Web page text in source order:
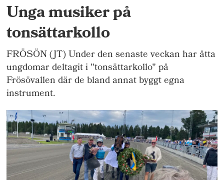
Unga musiker på
tonsättarkollo
FRÖSÖN (JT) Under den senaste veckan har åtta
ungdomar deltagit i "tonsättarkollo" på
Frösövallen där de bland annat byggt egna
instrument.